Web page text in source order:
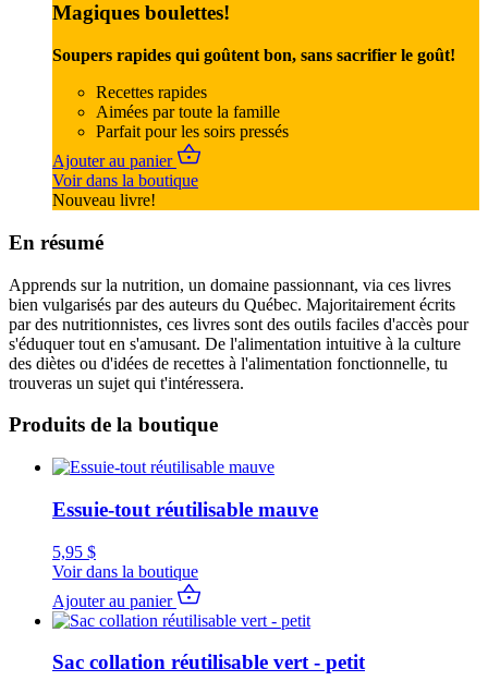
Magiques boulettes!
Soupers rapides qui goûtent bon, sans sacrifier le goût!
Recettes rapides
Aimées par toute la famille
Parfait pour les soirs pressés
Ajouter au panier
Voir dans la boutique
Nouveau livre!
En résumé
Apprends sur la nutrition, un domaine passionnant, via ces livres
bien vulgarisés par des auteurs du Québec. Majoritairement écrits
par des nutritionnistes, ces livres sont des outils faciles d'accès pour
s'éduquer tout en s'amusant. De l'alimentation intuitive à la culture
des diètes ou d'idées de recettes à l'alimentation fonctionnelle, tu
trouveras un sujet qui t'intéressera.
Produits de la boutique
Essuie-tout réutilisable mauve
5,95 $
Voir dans la boutique
Ajouter au panier
Sac collation réutilisable vert - petit